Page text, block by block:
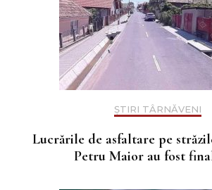
ȘTIRI TÂRNĂVENI
Lucrările de asfaltare pe
Petru Maior au fost